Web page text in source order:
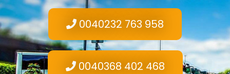
0040232 763 958
0040368 402 468